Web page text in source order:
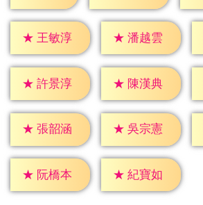
★ 王敏淳 ★ 潘越雲
★ 許景淳 ★ 陳漢典
★ 張韶涵 ★ 吳宗憲
★ 阮橋本 ★ 紀寶如